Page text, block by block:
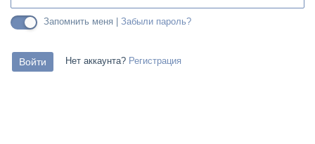
Запомнить меня | Забыли пароль?
Нет аккаунта? Регистрация